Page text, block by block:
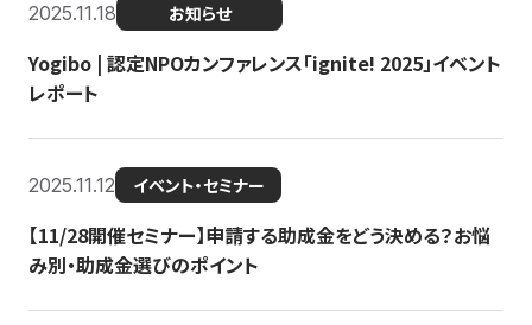
2025.11.18 お知らせ
Yogibo | 認定NPOカンファレンス「ignite! 2025」イベント
レポート
2025.11.12 イベント・セミナー
【11/28開催セミナー】申請する助成金をどう決める？お悩
み別・助成金選びのポイント